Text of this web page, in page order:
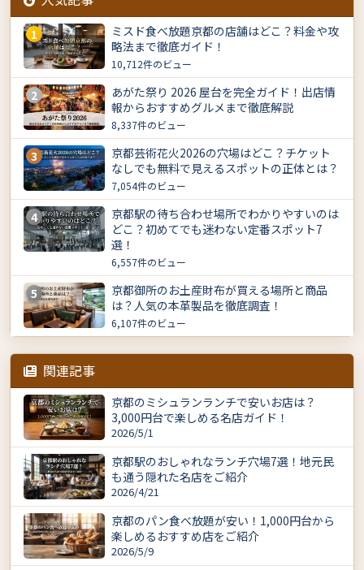
1
ミスド食べ放題京都の店舗はどこ？料金や攻
略法まで徹底ガイド！
10,712件のビュー
2
あがた祭り 2026 屋台を完全ガイド！出店情
報からおすすめグルメまで徹底解説
8,337件のビュー
3
京都芸術花火2026の穴場はどこ？チケット
なしでも無料で見えるスポットの正体とは？
7,054件のビュー
4
京都駅の待ち合わせ場所でわかりやすいのは
どこ？初めてでも迷わない定番スポット7
選！
6,557件のビュー
5
京都御所のお土産財布が買える場所と商品
は？人気の本革製品を徹底調査！
6,107件のビュー
関連記事
京都のミシュランランチで安いお店は？
3,000円台で楽しめる名店ガイド！
2026/5/1
京都駅のおしゃれなランチ穴場7選！地元民
も通う隠れた名店をご紹介
2026/4/21
京都のパン食べ放題が安い！1,000円台から
楽しめるおすすめ店をご紹介
2026/5/9